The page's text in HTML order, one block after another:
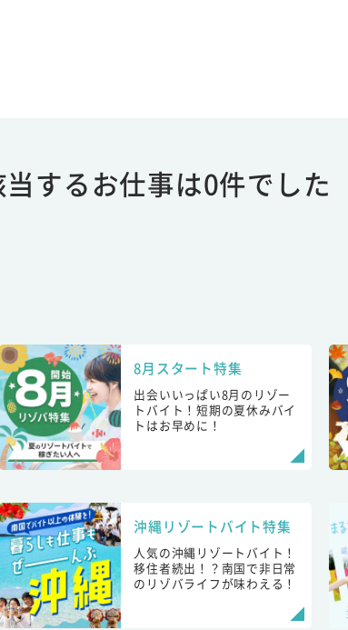
当するお仕事は0件でした
8月スタート特集
出会いいっぱい8月のリゾー
トバイト！短期の夏休みバイ
トはお早めに！
沖縄リゾートバイト特集
人気の沖縄リゾートバイト！
移住者続出！？南国で非日常
のリゾバライフが味わえる！